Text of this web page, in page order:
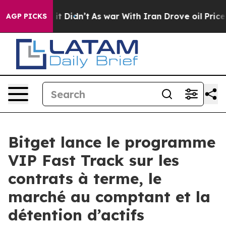
AGP PICKS
Well, it Didn’t As war With Iran Drove oil Prices
Bitget lance le programme
VIP Fast Track sur les
contrats à terme, le
marché au comptant et la
détention d’actifs